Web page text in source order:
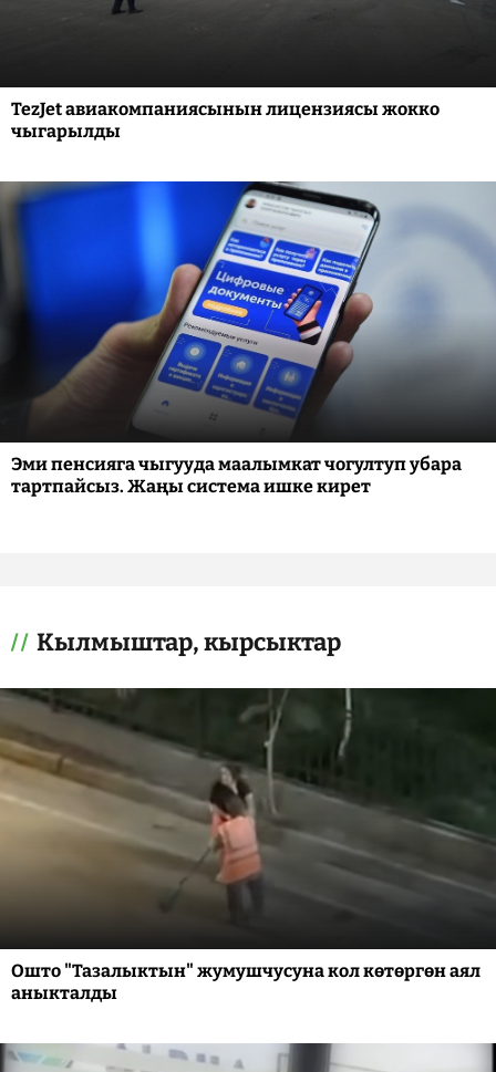
TezJet авиакомпаниясынын лицензиясы жокко
чыгарылды
Эми пенсияга чыгууда маалымкат чогултуп убара
тартпайсыз. Жаңы система ишке кирет
Кылмыштар, кырсыктар
Ошто "Тазалыктын" жумушчусуна кол көтөргөн аял
аныкталды